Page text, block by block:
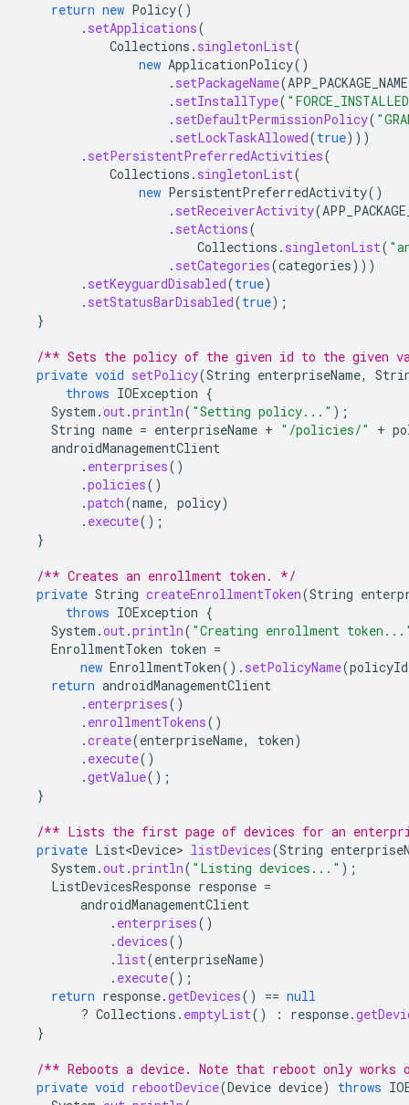
return new Policy()
. setApplications(
Collections . singletonList(
new ApplicationPolicy()
. setPackageName(APP_PACKAGE_NAME
. setInstallType(
. setDefaultPermissionPolicy(
. setLockTaskAllowed(true)))
. setPersistentPreferredActivities(
Collections . singletonList(
new PersistentPreferredActivity()
. setReceiverActivity(
. setActions(
Collections . singletonList(
. setCategories(categories)))
. setKeyguardDisabled(true)
. setStatusBarDisabled(true);
}
/** Sets the policy of the given id to the given
private void setPolicy(String enterpriseName,
throws IOException {
System .out.println( "Setting policy..." );
String name = enterpriseName + "/policies/" +
androidManagementClient
. enterprises()
.policies()
.patch(name, policy)
. execute();
}
/** Creates an enrollment token. */
private String createEnrollmentToken(String
throws IOException {
System .out.println( "Creating enrollment
EnrollmentToken token =
new EnrollmentToken(). setPolicyName(policyId
return androidManagementClient
. enterprises()
. enrollmentTokens()
.create(enterpriseName, token)
. execute()
.getValue();
}
/** Lists the first page of devices for an
private List<Device> listDevices(String
System .out.println( "Listing devices..." );
ListDevicesResponse response =
androidManagementClient
. enterprises()
.devices()
. list(enterpriseName)
. execute();
return response.getDevices() == null
? Collections . emptyList() : response.
}
/** Reboots a device. Note that reboot only works
private void rebootDevice(Device device) throws